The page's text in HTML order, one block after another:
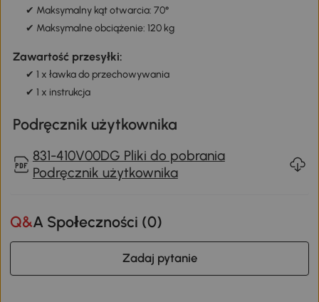
✔ Maksymalny kąt otwarcia: 70°
✔ Maksymalne obciążenie: 120 kg
Zawartość przesyłki:
✔ 1 x ławka do przechowywania
✔ 1 x instrukcja
Podręcznik użytkownika
831-410V00DG Pliki do pobrania
Podręcznik użytkownika
Q&A Społeczności (0)
Zadaj pytanie